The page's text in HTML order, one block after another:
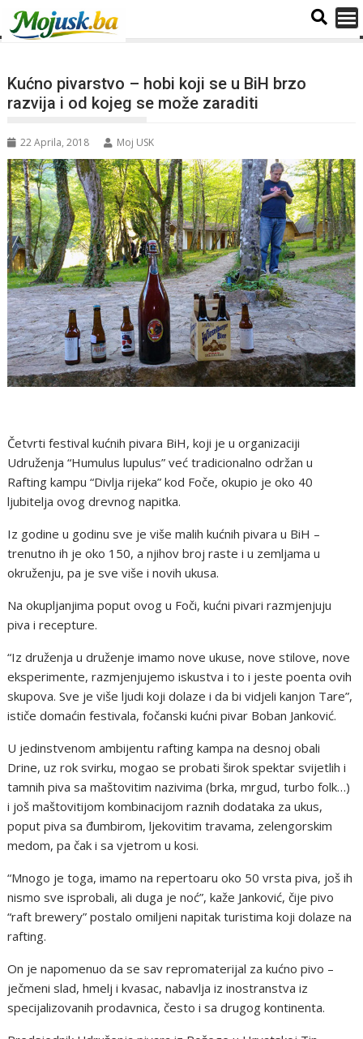
Kućno pivarstvo – hobi koji se u BiH brzo
razvija i od kojeg se može zaraditi
22 Aprila, 2018 Moj USK
Četvrti festival kućnih pivara BiH, koji je u organizaciji
Udruženja “Humulus lupulus” već tradicionalno održan u
Rafting kampu “Divlja rijeka” kod Foče, okupio je oko 40
ljubitelja ovog drevnog napitka.
Iz godine u godinu sve je više malih kućnih pivara u BiH –
trenutno ih je oko 150, a njihov broj raste i u zemljama u
okruženju, pa je sve više i novih ukusa.
Na okupljanjima poput ovog u Foči, kućni pivari razmjenjuju
piva i recepture.
“Iz druženja u druženje imamo nove ukuse, nove stilove, nove
eksperimente, razmjenjujemo iskustva i to i jeste poenta ovih
skupova. Sve je više ljudi koji dolaze i da bi vidjeli kanjon Tare”,
ističe domaćin festivala, fočanski kućni pivar Boban Janković.
U jedinstvenom ambijentu rafting kampa na desnoj obali
Drine, uz rok svirku, mogao se probati širok spektar svijetlih i
tamnih piva sa maštovitim nazivima (brka, mrgud, turbo folk…)
i još maštovitijom kombinacijom raznih dodataka za ukus,
poput piva sa đumbirom, ljekovitim travama, zelengorskim
medom, pa čak i sa vjetrom u kosi.
“Mnogo je toga, imamo na repertoaru oko 50 vrsta piva, još ih
nismo sve isprobali, ali duga je noć”, kaže Janković, čije pivo
“raft brewery” postalo omiljeni napitak turistima koji dolaze na
rafting.
On je napomenuo da se sav repromaterijal za kućno pivo –
ječmeni slad, hmelj i kvasac, nabavlja iz inostranstva iz
specijalizovanih prodavnica, često i sa drugog kontinenta.